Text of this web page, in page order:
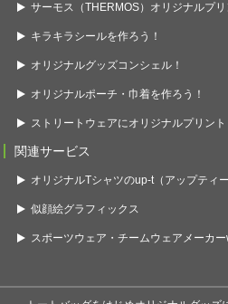
サーモス（THERMOS）オリジナルプリ
キラキラシールを作ろう！
オリジナルグッズコンシェル！
オリジナルポーチ・巾着を作ろう！
ストリートウェアにオリジナルプリント
関連サービス
オリジナルTシャツのup-t（アップティー
似顔絵グラフィックス
スポーツウェア・チームウェアメーカ